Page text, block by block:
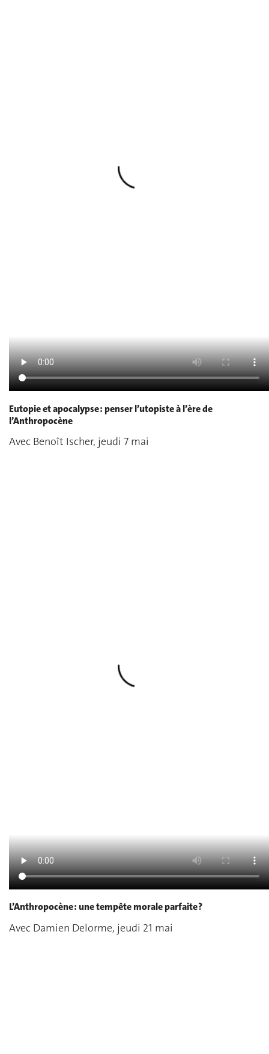
Eutopie et apocalypse : penser l’utopiste à l’ère de
l’Anthropocène
Avec Benoît Ischer, jeudi 7 mai
L’Anthropocène : une tempête morale parfaite ?
Avec Damien Delorme, jeudi 21 mai